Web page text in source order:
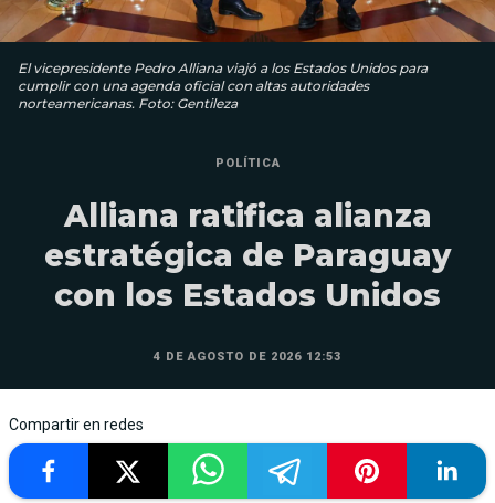
El vicepresidente Pedro Alliana viajó a los Estados Unidos para
cumplir con una agenda oficial con altas autoridades
norteamericanas. Foto: Gentileza
POLÍTICA
Alliana ratifica alianza
estratégica de Paraguay
con los Estados Unidos
4 DE AGOSTO DE 2026 12:53
Compartir en redes